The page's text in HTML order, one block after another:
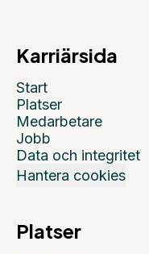
Karriärsida
Start
Platser
Medarbetare
Jobb
Data och integritet
Hantera cookies
Platser